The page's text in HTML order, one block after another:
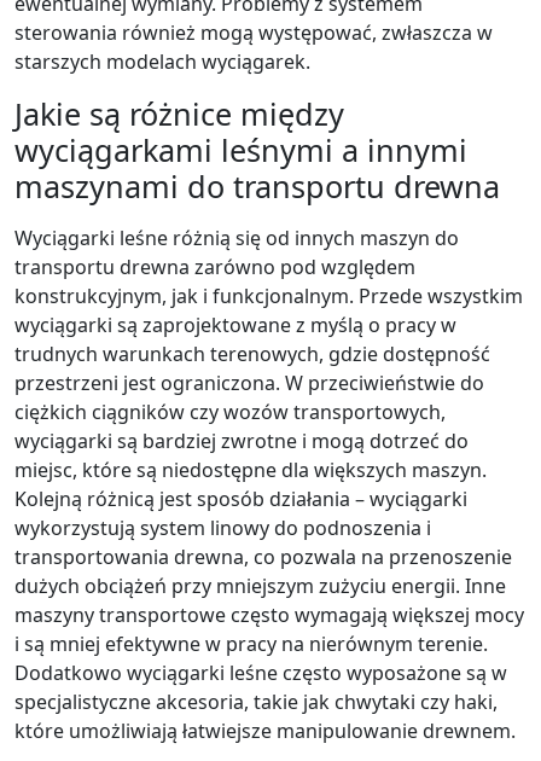
sterowania również mogą występować, zwłaszcza w
starszych modelach wyciągarek.
Jakie są różnice między
wyciągarkami leśnymi a innymi
maszynami do transportu drewna
Wyciągarki leśne różnią się od innych maszyn do
transportu drewna zarówno pod względem
konstrukcyjnym, jak i funkcjonalnym. Przede wszystkim
wyciągarki są zaprojektowane z myślą o pracy w
trudnych warunkach terenowych, gdzie dostępność
przestrzeni jest ograniczona. W przeciwieństwie do
ciężkich ciągników czy wozów transportowych,
wyciągarki są bardziej zwrotne i mogą dotrzeć do
miejsc, które są niedostępne dla większych maszyn.
Kolejną różnicą jest sposób działania – wyciągarki
wykorzystują system linowy do podnoszenia i
transportowania drewna, co pozwala na przenoszenie
dużych obciążeń przy mniejszym zużyciu energii. Inne
maszyny transportowe często wymagają większej mocy
i są mniej efektywne w pracy na nierównym terenie.
Dodatkowo wyciągarki leśne często wyposażone są w
specjalistyczne akcesoria, takie jak chwytaki czy haki,
które umożliwiają łatwiejsze manipulowanie drewnem.